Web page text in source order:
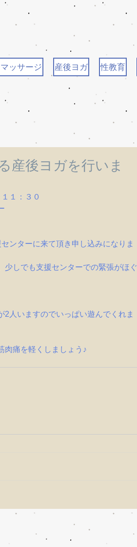
ッサージ 産後ヨガ 性教育
産後ヨガを行いま
１：３０
ンターに来て頂き申し込みになりま
しでも支援センターでの緊張がほぐ
人いますのでいっぱい遊んでくれま
肉痛を軽くしましょう♪